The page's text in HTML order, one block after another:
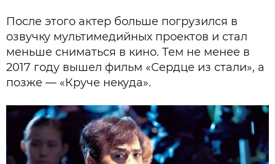
После этого актер больше погрузился в
озвучку мультимедийных проектов и стал
меньше сниматься в кино. Тем не менее в
2017 году вышел фильм «Сердце из стали», а
позже — «Круче некуда».